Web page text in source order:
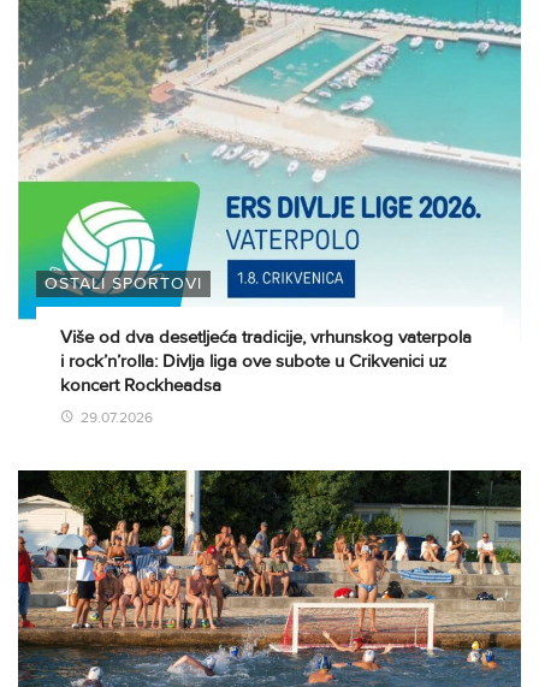
OSTALI SPORTOVI
Više od dva desetljeća tradicije, vrhunskog vaterpola
i rock’n’rolla: Divlja liga ove subote u Crikvenici uz
koncert Rockheadsa
29.07.2026